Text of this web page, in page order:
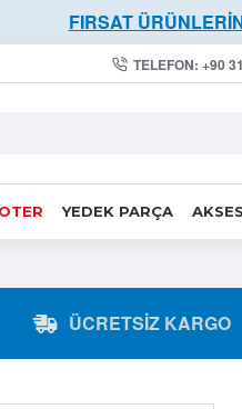
FIRSAT
TELEFON: +90
YEDEK PARÇA
ÜCRETSIZ KARGO